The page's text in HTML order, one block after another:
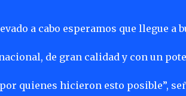
a cabo esperamos que llegue a
de gran calidad y con un
quienes hicieron esto posible”,